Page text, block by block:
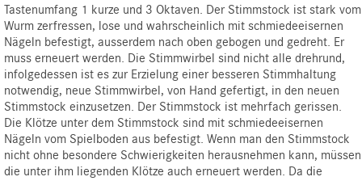
Tastenumfang 1 kurze und 3 Oktaven. Der Stimmstock ist stark vom
Wurm zerfressen, lose und wahrscheinlich mit schmiedeeisernen
Nägeln befestigt, ausserdem nach oben gebogen und gedreht. Er
muss erneuert werden. Die Stimmwirbel sind nicht alle drehrund,
infolgedessen ist es zur Erzielung einer besseren Stimmhaltung
notwendig, neue Stimmwirbel, von Hand gefertigt, in den neuen
Stimmstock einzusetzen. Der Stimmstock ist mehrfach gerissen.
Die Klötze unter dem Stimmstock sind mit schmiedeeisernen
Nägeln vom Spielboden aus befestigt. Wenn man den Stimmstock
nicht ohne besondere Schwierigkeiten herausnehmen kann, müssen
die unter ihm liegenden Klötze auch erneuert werden. Da die